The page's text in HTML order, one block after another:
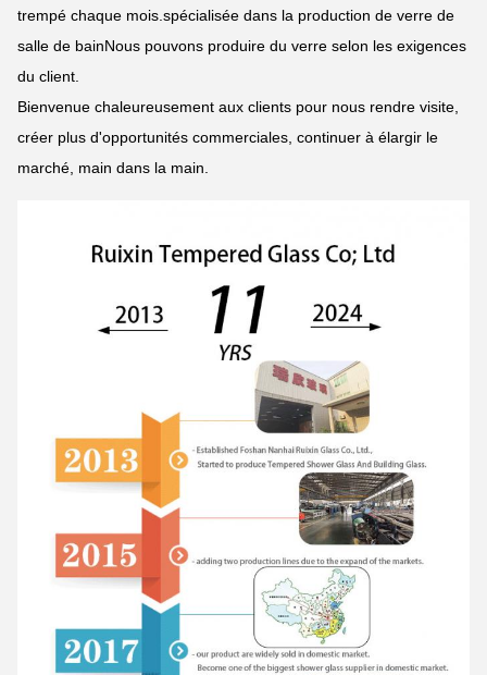
trempé chaque mois.spécialisée dans la production de verre de
salle de bainNous pouvons produire du verre selon les exigences
du client.
Bienvenue chaleureusement aux clients pour nous rendre visite,
créer plus d'opportunités commerciales, continuer à élargir le
marché, main dans la main.